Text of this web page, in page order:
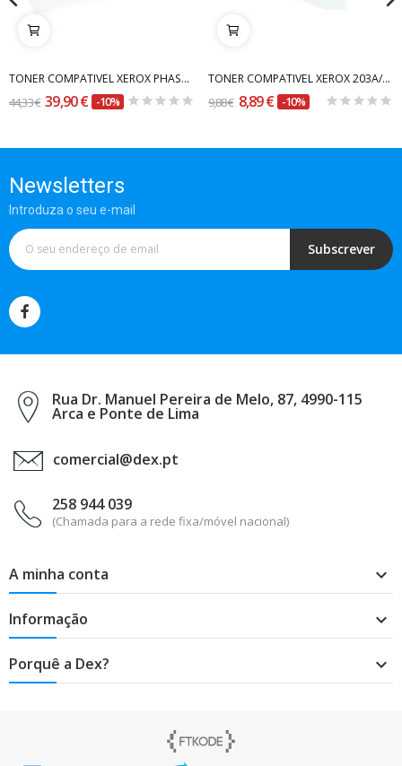
TONER COMPATIVEL XEROX PHASER 7800 PRETO 106R01569
44,33 € 39,90 € -10%
TONER COMPATIVEL XEROX 203A/204A PRETO - BT-TN2000
9,88 € 8,89 € -10%
Newsletters
Introduza o seu e-mail
Subscrever
Rua Dr. Manuel Pereira de Melo, 87, 4990-115
Arca e Ponte de Lima
comercial@dex.pt
258 944 039
(Chamada para a rede fixa/móvel nacional)
A minha conta 
Informação 
Porquê a Dex? 